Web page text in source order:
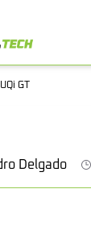
UQi GT
Delgado